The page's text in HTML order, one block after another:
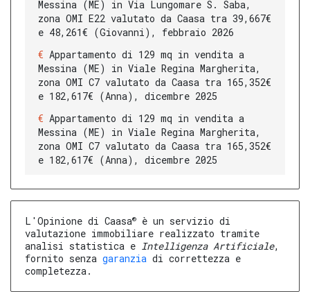
Messina (ME) in Via Lungomare S. Saba,
zona OMI E22 valutato da Caasa tra 39,667€
e 48,261€ (Giovanni), febbraio 2026
Appartamento di 129 mq in vendita a
Messina (ME) in Viale Regina Margherita,
zona OMI C7 valutato da Caasa tra 165,352€
e 182,617€ (Anna), dicembre 2025
Appartamento di 129 mq in vendita a
Messina (ME) in Viale Regina Margherita,
zona OMI C7 valutato da Caasa tra 165,352€
e 182,617€ (Anna), dicembre 2025
L'Opinione di Caasa®
è un servizio di
valutazione immobiliare realizzato tramite
analisi statistica e Intelligenza Artificiale,
fornito senza garanzia di correttezza e
completezza.